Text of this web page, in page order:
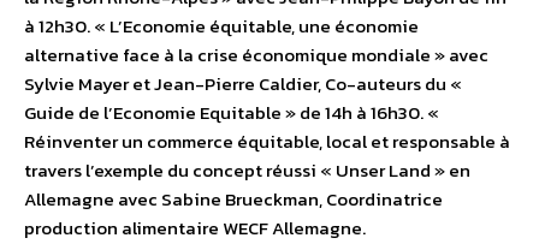
à 12h30. « L’Economie équitable, une économie
alternative face à la crise économique mondiale » avec
Sylvie Mayer et Jean-Pierre Caldier, Co-auteurs du «
Guide de l’Economie Equitable » de 14h à 16h30. «
Réinventer un commerce équitable, local et responsable à
travers l’exemple du concept réussi « Unser Land » en
Allemagne avec Sabine Brueckman, Coordinatrice
production alimentaire WECF Allemagne.